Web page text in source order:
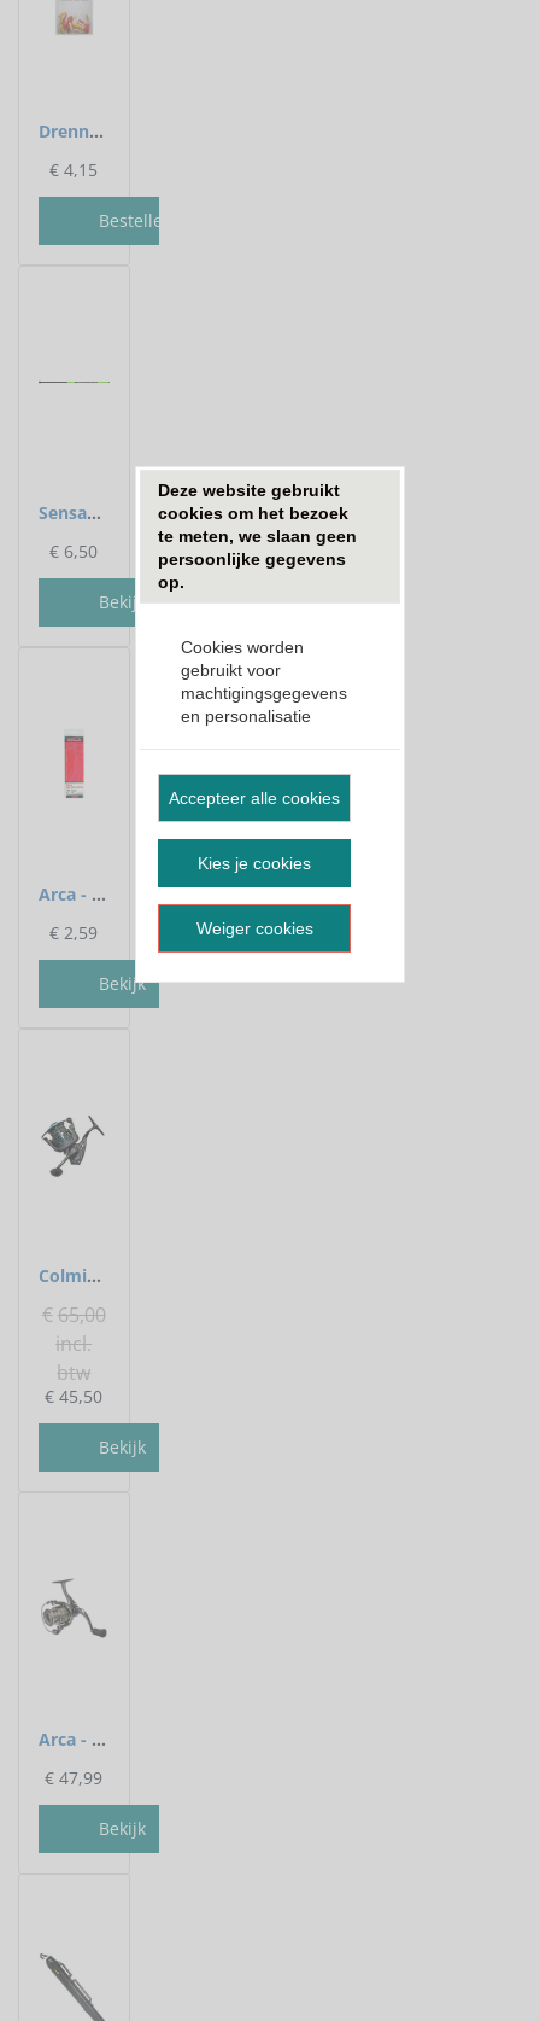
Drennan - Kunstaas Buoyant Maggot Naturals - Drennan
€ 4,15
Bestellen
Sensas - Telescoophengel Classic Tele - Sensas
€ 6,50
Bekijk
Arca - Onderlijnen Pole Special Rigs Barbless - 15cm - Arca
€ 2,59
Bekijk
Colmic - Slip voorop Altair - Colmic
€65,00
incl.
btw
€ 45,50
Bekijk
Arca - Slip voorop XS FD - Arca
€ 47,99
Bekijk
Deze website gebruikt
cookies om het bezoek
te meten, we slaan geen
persoonlijke gegevens
op.
Cookies worden
gebruikt voor
machtigingsgegevens
en personalisatie
Accepteer alle cookies
Kies je cookies
Weiger cookies